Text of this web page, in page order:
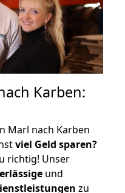
Karben:
Marl nach Karben
viel Geld sparen?
richtig! Unser
und
zu